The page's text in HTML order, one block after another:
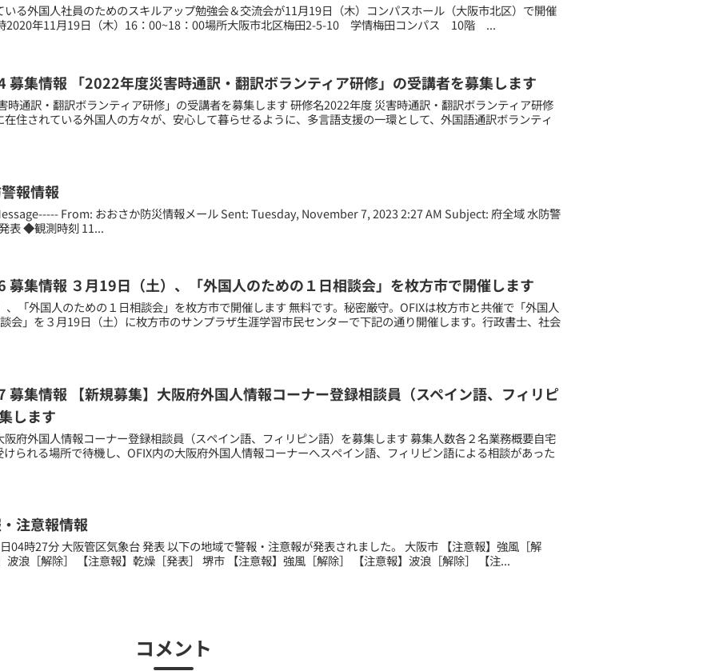
いる外国人社員のためのスキルアップ勉強会＆交流会が11月19日（木）コンパスホール（大阪市北区）で開催
2020年11月19日（木）16：00~18：00場所大阪市北区梅田2-5-10 学情梅田コンパス 10階 ...
集情報 「2022年度災害時通訳・翻訳ボランティア研修」の受講者を募集します
時通訳・翻訳ボランティア研修」の受講者を募集します 研修名2022年度 災害時通訳・翻訳ボランティア研修
住されている外国人の方々が、安心して暮らせるように、多言語支援の一環として、外国語通訳ボランティ
報情報
From: おおさか防災情報メール Sent: Tuesday, November 7, 2023 2:27 AM Subject: 府全域 水防警
表 ◆観測時刻 11...
集情報 ３月19日（土）、「外国人のための１日相談会」を枚方市で開催します
、「外国人のための１日相談会」を枚方市で開催します 無料です。秘密厳守。OFIXは枚方市と共催で「外国人
会」を３月19日（土）に枚方市のサンプラザ生涯学習市民センターで下記の通り開催します。行政書士、社会
集情報 【新規募集】大阪府外国人情報コーナー登録相談員（スペイン語、フィリピ
します
阪府外国人情報コーナー登録相談員（スペイン語、フィリピン語）を募集します 募集人数各２名業務概要自宅
けられる場所で待機し、OFIX内の大阪府外国人情報コーナーへスペイン語、フィリピン語による相談があった
注意報情報
04時27分 大阪管区気象台 発表 以下の地域で警報・注意報が発表されました。 大阪市 【注意報】強風［解
波浪［解除］ 【注意報】乾燥［発表］ 堺市 【注意報】強風［解除］ 【注意報】波浪［解除］ 【注...
コメント